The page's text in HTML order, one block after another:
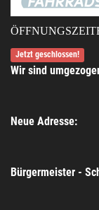
Jetzt geschlossen!
Wir sind
Neue Adresse:
Bürgermeister -